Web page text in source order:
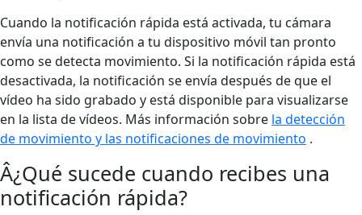
Cuando la notificación rápida está activada, tu cámara
envía una notificación a tu dispositivo móvil tan pronto
como se detecta movimiento. Si la notificación rápida está
desactivada, la notificación se envía después de que el
vídeo ha sido grabado y está disponible para visualizarse
en la lista de vídeos. Más información sobre la detección
de movimiento y las notificaciones de movimiento .
Â¿Qué sucede cuando recibes una
notificación rápida?